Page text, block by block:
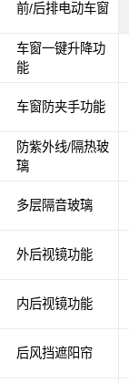
前/后排电动车窗
车窗一键升降功
能
车窗防夹手功能
防紫外线/隔热玻
璃
多层隔音玻璃
外后视镜功能
内后视镜功能
后风挡遮阳帘